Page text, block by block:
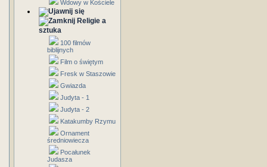
Wdowy w Kościele
Religie a
sztuka
100 filmów
biblijnych
Film o świętym
Fresk w Staszowie
Gwiazda
Judyta - 1
Judyta - 2
Katakumby Rzymu
Ornament
średniowiecza
Pocałunek
Judasza